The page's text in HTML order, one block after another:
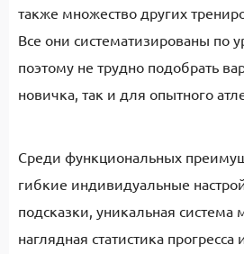
также множество других
Все они систематизированы по
поэтому не трудно подобрать
новичка, так и для опытного
Среди функциональных
гибкие индивидуальные
подсказки, уникальная система
наглядная статистика